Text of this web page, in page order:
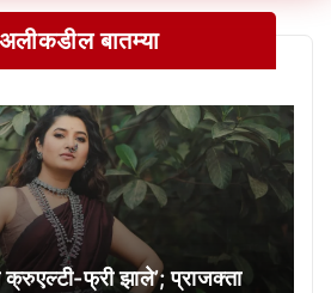
बातम्या
फ्री झाले’; प्राजक्ता